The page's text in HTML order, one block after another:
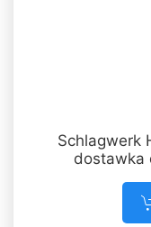
Schlagwerk
dostawka